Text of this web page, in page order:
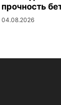
прочность
04.08.2026